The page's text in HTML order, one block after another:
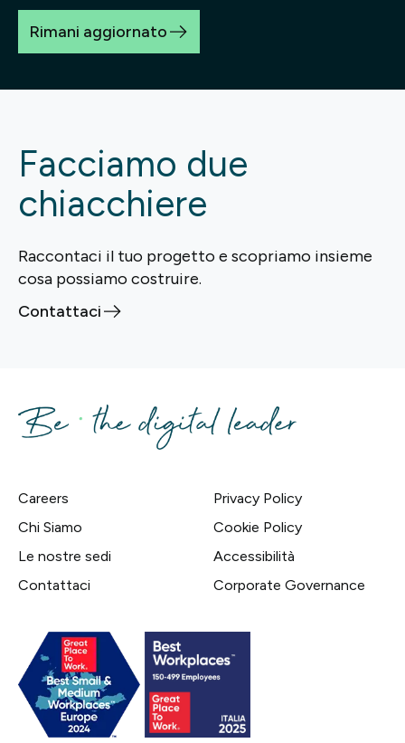
Rimani aggiornato
Facciamo due
chiacchiere
Raccontaci il tuo progetto e scopriamo insieme
cosa possiamo costruire.
Contattaci
Careers
Chi Siamo
Le nostre sedi
Contattaci
Privacy Policy
Cookie Policy
Accessibilità
Corporate Governance